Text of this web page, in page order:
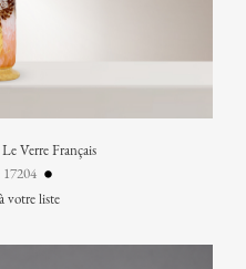
Verre Français
17204
votre liste